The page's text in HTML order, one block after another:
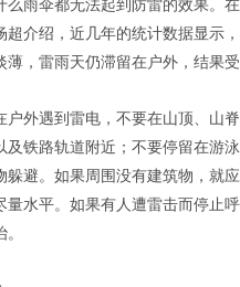
么雨伞都无法起到防雷的效果。
超介绍，近几年的统计数据显示
，雷雨天仍滞留在户外，结果受
户外遇到雷电，不要在山顶、山
及铁路轨道附近；不要停留在游
躲避。如果周围没有建筑物，就
量水平。如果有人遭雷击而停止